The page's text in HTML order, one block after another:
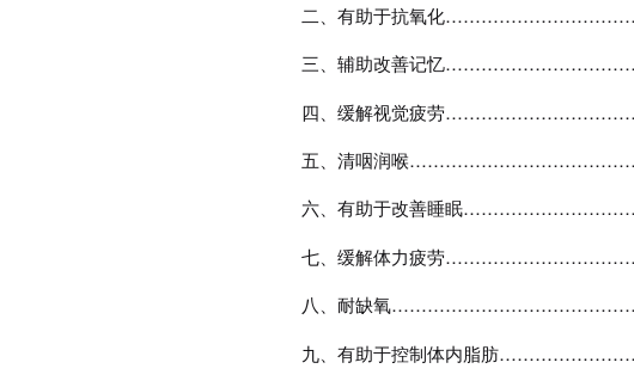
二、有助于抗氧化
三、辅助改善记忆
四、缓解视觉疲劳
五、清咽润喉
六、有助于改善睡眠
七、缓解体力疲劳
八、耐缺氧
九、有助于控制体内脂肪